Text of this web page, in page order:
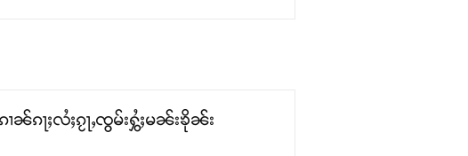
ၢၼ်ၵႃႈလႆႈၵႂႃႇၸွမ်းႁွႆႈမၼ်းၶိုၼ်း